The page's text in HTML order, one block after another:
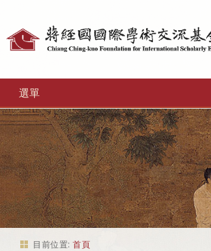
選單
目前位置: 首頁